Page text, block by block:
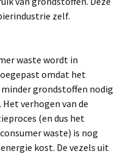
zelf.
waste wordt in
omdat het
grondstoffen nodig
verhogen van de
(en dus het
waste) is nog
kost. De vezels uit